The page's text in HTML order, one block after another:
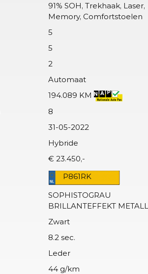
91% SOH, Trekhaak, Laser,
Memory, Comfortstoelen
5
5
2
Automaat
194.089 KM
8
31-05-2022
Hybride
€ 23.450,-
P861RK
SOPHISTOGRAU
BRILLANTEFFEKT
Zwart
8.2 sec.
Leder
44 g/km